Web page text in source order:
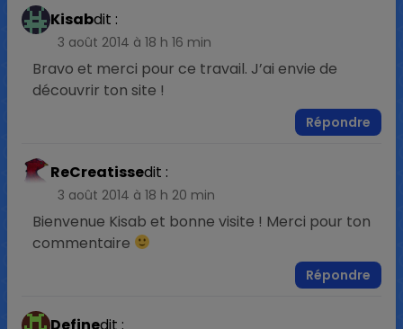
Kisabdit :
3 août 2014 à 18 h 16 min
Bravo et merci pour ce travail. J’ai envie de
découvrir ton site !
Répondre
ReCreatissedit :
3 août 2014 à 18 h 20 min
Bienvenue Kisab et bonne visite ! Merci pour ton
commentaire
Répondre
Definedit :